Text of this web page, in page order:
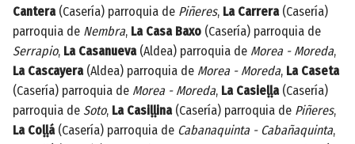
Cantera(Casería) parroquia de Piñeres, La Carrera(Casería)
parroquia de Nembra, La Casa Baxo (Casería) parroquia de
Serrapio, La Casanueva(Aldea) parroquia de Morea - Moreda,
La Cascayera(Aldea) parroquia de Morea - Moreda, La Caseta
(Casería) parroquia de Morea - Moreda, La Casieḷḷa(Casería)
parroquia de Soto, La Casiḷḷina(Casería) parroquia de Piñeres,
La Coḷḷá(Casería) parroquia de Cabanaquinta - Cabañaquinta,